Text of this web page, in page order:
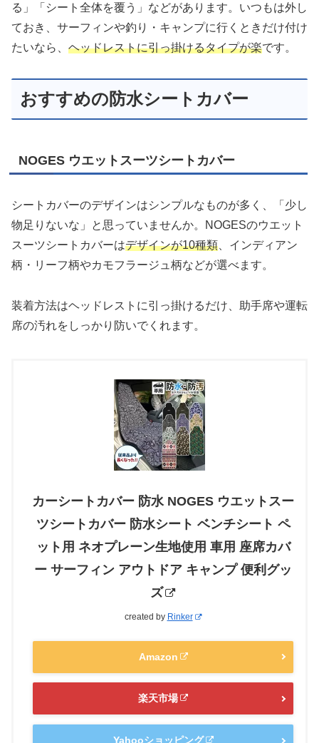
る」「シート全体を覆う」などがあります。いつもは外し
ておき、サーフィンや釣り・キャンプに行くときだけ付け
たいなら、 ヘッドレストに引っ掛けるタイプが楽です。
おすすめの防水シートカバー
NOGES ウエットスーツシートカバー
シートカバーのデザインはシンプルなものが多く、「少し
物足りないな」と思っていませんか。NOGESのウエット
スーツシートカバーはデザインが10種類 、インディアン
柄・リーフ柄やカモフラージュ柄などが選べます。
装着方法はヘッドレストに引っ掛けるだけ、助手席や運転
席の汚れをしっかり防いでくれます。
カーシートカバー 防水 NOGES ウエットスー
ツシートカバー 防水シート ベンチシート ペ
ット用 ネオプレーン生地使用 車用 座席カバ
ー サーフィン アウトドア キャンプ 便利グッ
ズ
created by Rinker
Amazon
楽天市場
Yahooショッピング